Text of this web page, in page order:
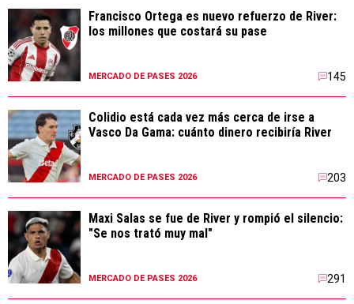
Francisco Ortega es nuevo refuerzo de River:
los millones que costará su pase
MERCADO DE PASES 2026 145
Colidio está cada vez más cerca de irse a
Vasco Da Gama: cuánto dinero recibiría River
MERCADO DE PASES 2026 203
Maxi Salas se fue de River y rompió el silencio:
"Se nos trató muy mal"
MERCADO DE PASES 2026 291